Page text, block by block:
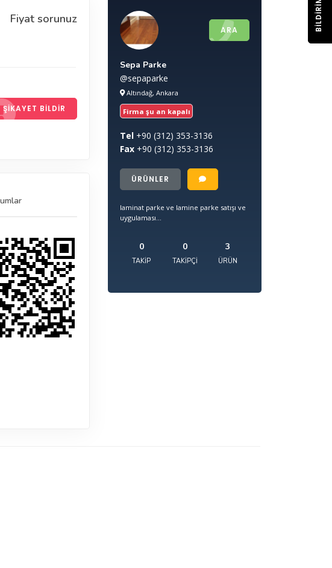
Fiyat sorunuz
ŞIKAYET BILDIR
ARA
Sepa Parke
@sepaparke
Altındağ, Ankara
Firma şu an kapalı
Tel +90 (312) 353-3136
Fax +90 (312) 353-3136
ÜRÜNLER
laminat parke ve lamine parke satışı ve
uygulaması...
0
TAKIP
0
TAKIPÇI
3
ÜRÜN
BILDIRIM